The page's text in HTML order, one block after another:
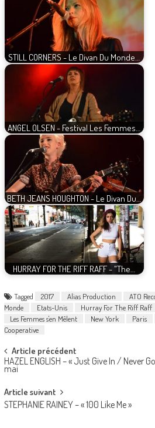
STILL CORNERS - Le Divan Du Monde…
ANGEL OLSEN - Festival Les Femmes…
BETH JEANS HOUGHTON - Le Divan Du…
HURRAY FOR THE RIFF RAFF - "The…
Tagged 2017 Alias Production ATO
Monde
Etats-Unis Hurray For The Riff Raff
Les Femmes s'en Mêlent
New York Paris
Cooperative
Post
navigation
Article précédent
HAZEL ENGLISH – « Just Give In / Never
mai
Article suivant
STEPHANIE RAINEY – « 100 Like Me »